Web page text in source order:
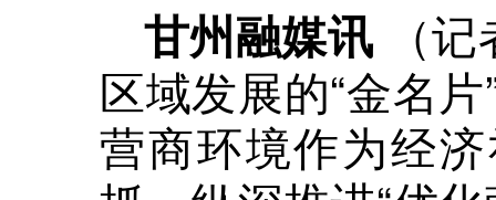
甘州融媒讯 （
区域发展的“金名
营商环境作为经